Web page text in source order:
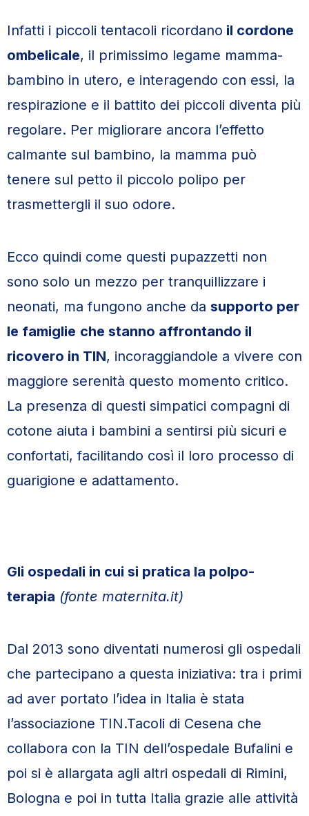
Infatti i piccoli tentacoli ricordano il cordone
ombelicale, il primissimo legame mamma-
bambino in utero, e interagendo con essi, la
respirazione e il battito dei piccoli diventa più
regolare. Per migliorare ancora l’effetto
calmante sul bambino, la mamma può
tenere sul petto il piccolo polipo per
trasmettergli il suo odore.
Ecco quindi come questi pupazzetti non
sono solo un mezzo per tranquillizzare i
neonati, ma fungono anche da supporto per
le famiglie che stanno affrontando il
ricovero in TIN, incoraggiandole a vivere con
maggiore serenità questo momento critico.
La presenza di questi simpatici compagni di
cotone aiuta i bambini a sentirsi più sicuri e
confortati, facilitando così il loro processo di
guarigione e adattamento.
Gli ospedali in cui si pratica la polpo-
terapia (fonte maternita.it)
Dal 2013 sono diventati numerosi gli ospedali
che partecipano a questa iniziativa: tra i primi
ad aver portato l’idea in Italia è stata
l’associazione TIN.Tacoli di Cesena che
collabora con la TIN dell’ospedale Bufalini e
poi si è allargata agli altri ospedali di Rimini,
Bologna e poi in tutta Italia grazie alle attività